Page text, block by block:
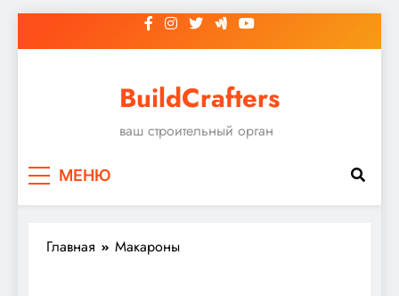
к
BuildCrafters
ваш строительный орган
МЕНЮ
Главная Макароны